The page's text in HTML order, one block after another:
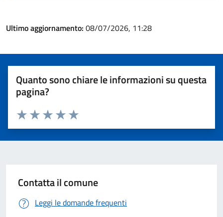
Ultimo aggiornamento: 08/07/2026, 11:28
Quanto sono chiare le informazioni su questa
pagina?
Valuta 5 stelle su 5
Valuta 4 stelle su 5
Valuta 3 stelle su 5
Valuta 2 stelle su 5
Valuta 1 stelle su 5
Contatta il comune
Leggi le domande frequenti